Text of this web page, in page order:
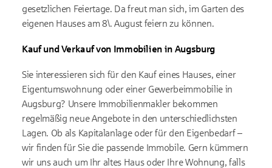
gesetzlichen Feiertage. Da freut man sich, im Garten des
eigenen Hauses am 8\. August feiern zu können.
Kauf und Verkauf von Immobilien in Augsburg
Sie interessieren sich für den Kauf eines Hauses, einer
Eigentumswohnung oder einer Gewerbeimmobilie in
Augsburg? Unsere Immobilienmakler bekommen
regelmäßig neue Angebote in den unterschiedlichsten
Lagen. Ob als Kapitalanlage oder für den Eigenbedarf –
wir finden für Sie die passende Immobile. Gern kümmern
wir uns auch um Ihr altes Haus oder Ihre Wohnung, falls